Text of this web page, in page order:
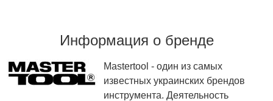
Информация о бренде
Mastertool - один из самых
известных украинских брендов
инструмента. Деятельность